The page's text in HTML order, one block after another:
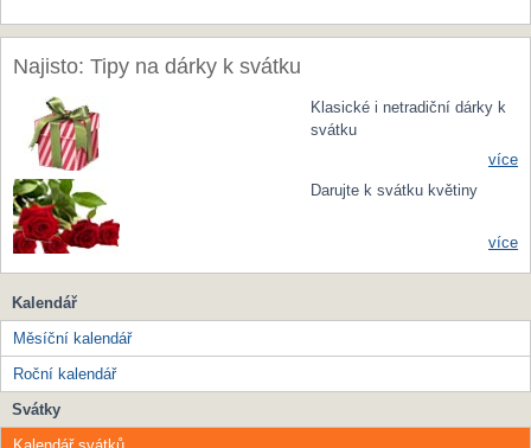
Najisto: Tipy na dárky k svátku
Klasické i netradiční dárky k
svátku
více
Darujte k svátku květiny
více
Kalendář
Měsíční kalendář
Roční kalendář
Svátky